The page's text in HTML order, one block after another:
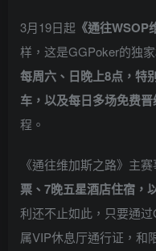
3月19日起 《通往WSOP
样，这是GGPoker的独
每周六、日晚上8点，特
车，以及每日多场免费
程。
《通往维加斯之路》主
票、7晚五星酒店住宿，
利还不止如此，只要通
属VIP休息厅通行证，和